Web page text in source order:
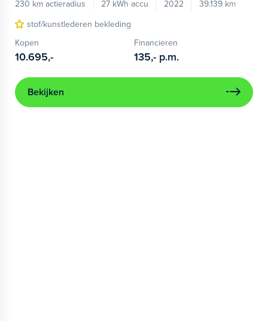
230 km actieradius 27 kWh accu 2022
39.139 km
stof/kunstlederen bekleding
Kopen
10.695,-
Financieren
135,- p.m.
Bekijken